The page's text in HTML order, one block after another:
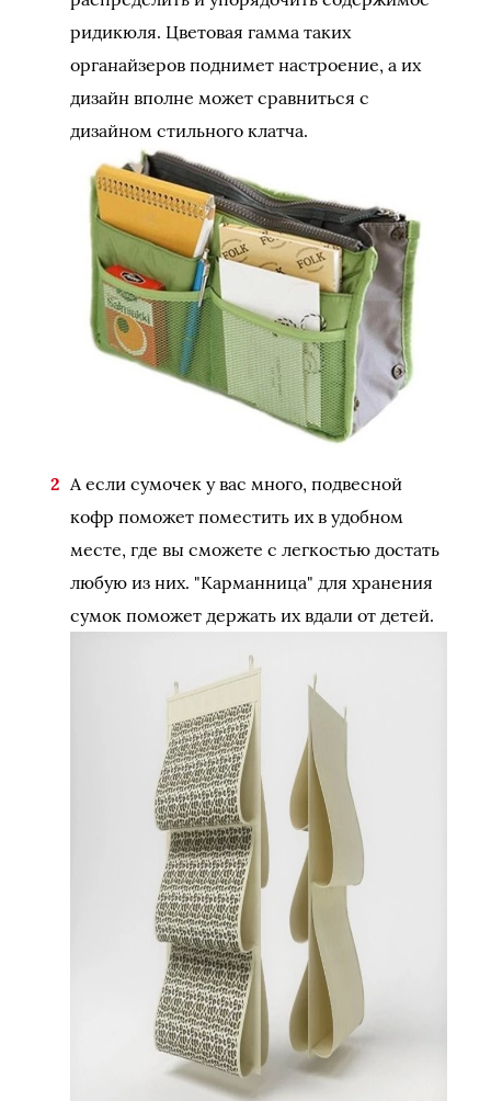
ридикюля. Цветовая гамма таких
органайзеров поднимет настроение, а их
дизайн вполне может сравниться с
дизайном стильного клатча.
А если сумочек у вас много, подвесной
кофр поможет поместить их в удобном
месте, где вы сможете с легкостью достать
любую из них. "Карманница" для хранения
сумок поможет держать их вдали от детей.